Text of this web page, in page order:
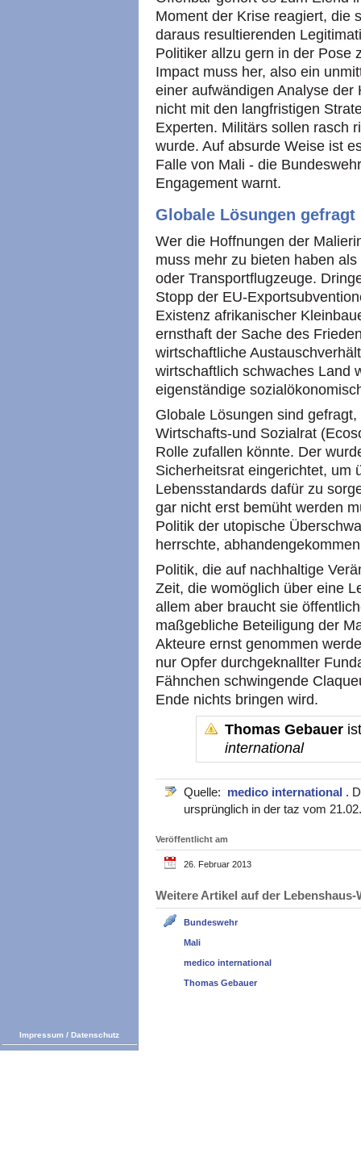
Moment der Krise reagiert, die
daraus resultierenden
Politiker allzu gern in der Pose
Impact muss her, also ein
einer aufwändigen Analyse
nicht mit den langfristigen
Experten. Militärs sollen rasch
wurde. Auf absurde Weise ist
Falle von Mali - die
Engagement warnt.
Globale Lösungen gefragt
Wer die Hoffnungen der
muss mehr zu bieten haben
oder Transportflugzeuge.
Stopp der EU-
Existenz afrikanischer
ernsthaft der Sache des
wirtschaftliche
wirtschaftlich schwaches Land
eigenständige
Globale Lösungen sind
Wirtschafts-und Sozialrat
Rolle zufallen könnte. Der
Sicherheitsrat eingerichtet, um
Lebensstandards dafür zu
gar nicht erst bemüht werden
Politik der utopische
herrschte,
Politik, die auf nachhaltige
Zeit, die womöglich über eine
allem aber braucht sie
maßgebliche Beteiligung der
Akteure ernst genommen
nur Opfer durchgeknallter
Fähnchen schwingende
Ende nichts bringen wird.
Thomas Gebauer
international
Quelle: medico international .
ursprünglich in der taz vom
Veröffentlicht am
26. Februar 2013
Weitere Artikel auf der
Bundeswehr
Mali
medico international
Thomas Gebauer
Impressum / Datenschutz